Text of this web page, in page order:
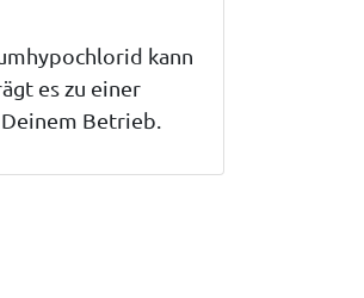
kann
es zu einer
Betrieb.